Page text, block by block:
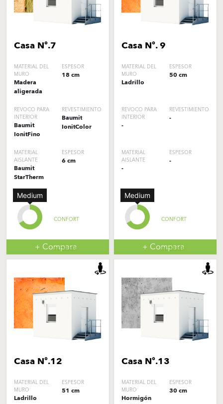
Casa Nº.7
MATERIAL DEL
MURO
Madera
aligerada
ESPESOR
18 cm
REVOCO PARA
INTERIOR
Baumit
IonitFino
REVESTIMIENTO
Baumit
IonitColor
MATERIAL
AISLANTE
Baumit
StarTherm
ESPESOR
6 cm
CONFORT
INTERIOR
+ Compara
Casa Nº. 9
MATERIAL DEL
MURO
Ladrillo
ESPESOR
50 cm
REVOCO PARA
INTERIOR
-
REVESTIMIENTO
-
MATERIAL
AISLANTE
-
ESPESOR
-
CONFORT
INTERIOR
+ Compara
Casa Nº.12
MATERIAL DEL
MURO
Ladrillo
ESPESOR
51 cm
Casa Nº.13
MATERIAL DEL
MURO
Hormigón
ESPESOR
30 cm
Medium Medium